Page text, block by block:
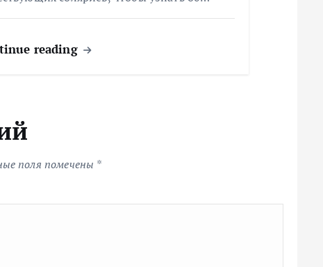
reading
поля помечены *